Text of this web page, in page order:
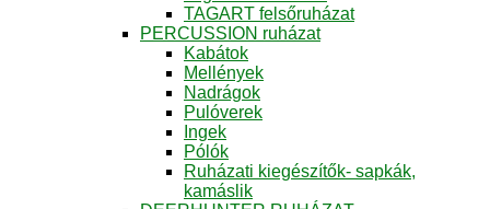
TAGART felsőruházat
PERCUSSION ruházat
Kabátok
Mellények
Nadrágok
Pulóverek
Ingek
Pólók
Ruházati kiegészítők- sapkák,
kamáslik